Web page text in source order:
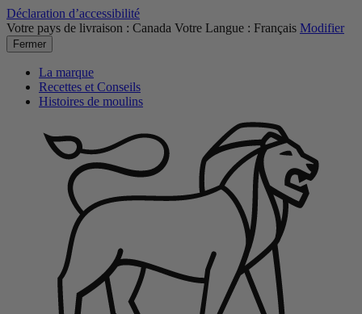
Déclaration d’accessibilité
Votre pays de livraison : Canada Votre Langue : Français Modifier
Fermer
La marque
Recettes et Conseils
Histoires de moulins